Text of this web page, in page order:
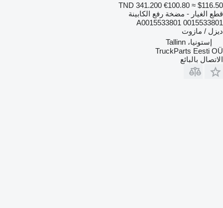
TND 341.200 €100.80 ≈ $116.50
قطع الغيار - مضخة رفع الكابينة
A0015533801 0015533801
ديزل / مازوت
إستونيا، Tallinn
TruckParts Eesti OÜ
الاتصال بالبائع